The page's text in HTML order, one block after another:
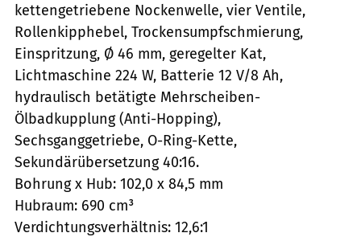
kettengetriebene Nockenwelle, vier Ventile,
Rollenkipphebel, Trockensumpfschmierung,
Einspritzung, Ø 46 mm, geregelter Kat,
Lichtmaschine 224 W, Batterie 12 V/8 Ah,
hydraulisch betätigte Mehrscheiben-
Ölbadkupplung (Anti-Hopping),
Sechsganggetriebe, O-Ring-Kette,
Sekundärübersetzung 40:16.
Bohrung x Hub: 102,0 x 84,5 mm
Hubraum: 690 cm³
Verdichtungsverhältnis: 12,6:1